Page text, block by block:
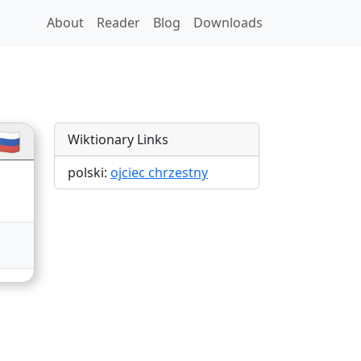
About Reader Blog Downloads
Wiktionary Links
polski: ojciec chrzestny